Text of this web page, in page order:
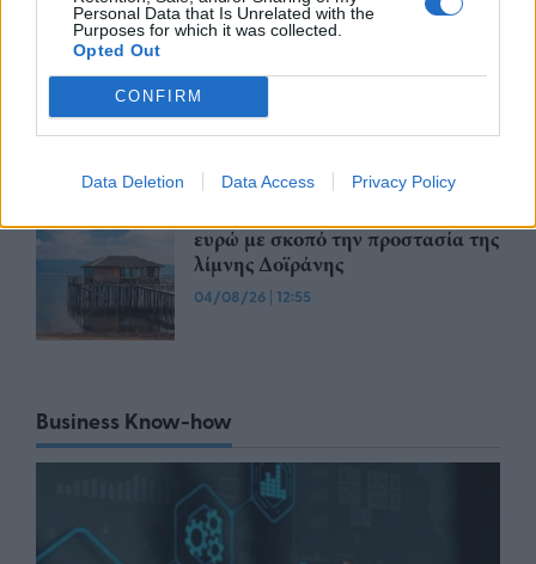
Personal Data that Is Unrelated with the
Purposes for which it was collected.
Opted Out
CONFIRM
Data Deletion Data Access Privacy Policy
ευρώ σε περισσότερους από
281.000 νησιώτες μέσω του
Μεταφορικού Ισοδυνάμου
ευρώ με σκοπό την προστασία της
λίμνης Δοϊράνης
04/08/26 | 12:55
Business Know-how